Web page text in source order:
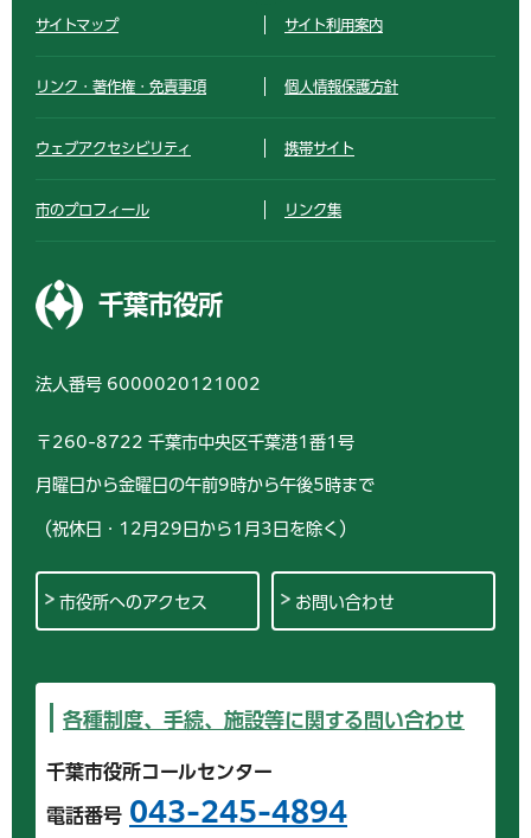
サイトマップ サイト利用案内
リンク・著作権・免責事項 個人情報保護方針
ウェブアクセシビリティ 携帯サイト
市のプロフィール リンク集
千葉市役所
法人番号 6000020121002
〒260-8722 千葉市中央区千葉港1番1号
月曜日から金曜日の午前9時から午後5時まで
（祝休日・12月29日から1月3日を除く）
市役所へのアクセス お問い合わせ
各種制度、手続、施設等に関する問い合わせ
千葉市役所コールセンター
電話番号 043-245-4894